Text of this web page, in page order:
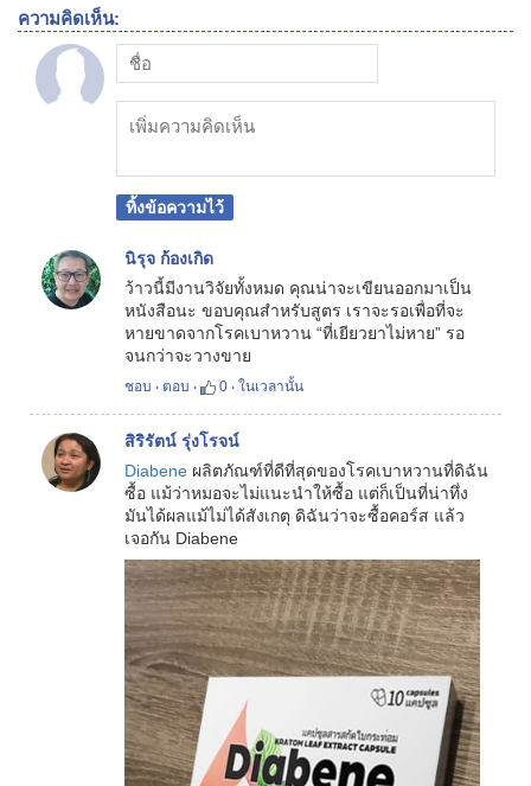
ความคิดเห็น:
ทิ้งข้อความไว้
นิรุจ ก้องเกิด
ว้าวนี้มีงานวิจัยทั้งหมด คุณน่าจะเขียนออกมาเป็น
หนังสือนะ ขอบคุณสำหรับสูตร เราจะรอเพื่อที่จะ
หายขาดจากโรคเบาหวาน “ที่เยียวยาไม่หาย” รอ
จนกว่าจะวางขาย
ชอบ ‧ ตอบ ‧ 0 ‧ในเวลานั้น
สิริรัตน์ รุ่งโรจน์
Diabene ผลิตภัณฑ์ที่ดีที่สุดของโรคเบาหวานที่ดิฉัน
ซื้อ แม้ว่าหมอจะไม่แนะนำให้ซื้อ แต่ก็เป็นที่น่าทึ่ง
มันได้ผลแม้ไม่ได้สังเกตุ ดิฉันว่าจะซื้อคอร์ส แล้ว
เจอกัน Diabene